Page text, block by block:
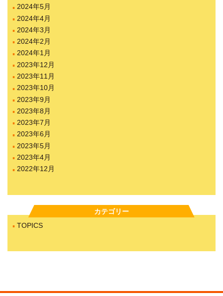
2024年5月
2024年4月
2024年3月
2024年2月
2024年1月
2023年12月
2023年11月
2023年10月
2023年9月
2023年8月
2023年7月
2023年6月
2023年5月
2023年4月
2022年12月
カテゴリー
TOPICS